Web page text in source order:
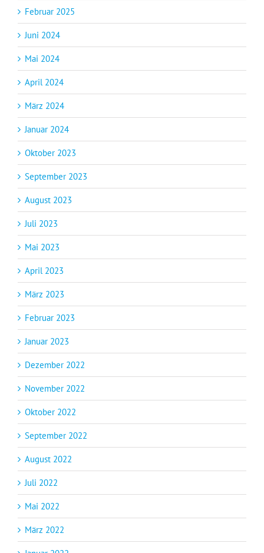
Februar 2025
Juni 2024
Mai 2024
April 2024
März 2024
Januar 2024
Oktober 2023
September 2023
August 2023
Juli 2023
Mai 2023
April 2023
März 2023
Februar 2023
Januar 2023
Dezember 2022
November 2022
Oktober 2022
September 2022
August 2022
Juli 2022
Mai 2022
März 2022